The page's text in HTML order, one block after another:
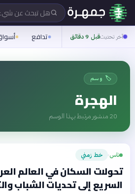
هل تبحث عن
آخر تحديثقبل 9 دقائق تدافع
🏷️ وسم
الهجرة
20 منشور مرتبط بهذا الوسم
ناس› خط زمني
تحولات السكان في العالم
السريع إلى تحديات الشباب والتحضر